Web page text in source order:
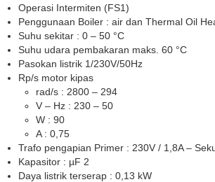
Operasi Intermiten (FS1)
Penggunaan Boiler : air dan Thermal Oil
Suhu sekitar : 0 – 50 °C
Suhu udara pembakaran maks. 60 °C
Pasokan listrik 1/230V/50Hz
Rp/s motor kipas
rad/s : 2800 – 294
V – Hz : 230 – 50
W : 90
A : 0,75
Trafo pengapian Primer : 230V / 1,8A –
Kapasitor : µF 2
Daya listrik terserap : 0,13 kW